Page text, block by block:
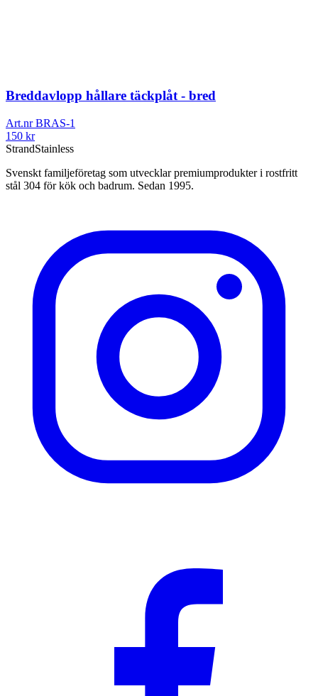
Breddavlopp hållare täckplåt - bred
Art.nrBRAS-1
150 kr
StrandStainless
Svenskt familjeföretag som utvecklar premiumprodukter i rostfritt
stål 304 för kök och badrum. Sedan 1995.